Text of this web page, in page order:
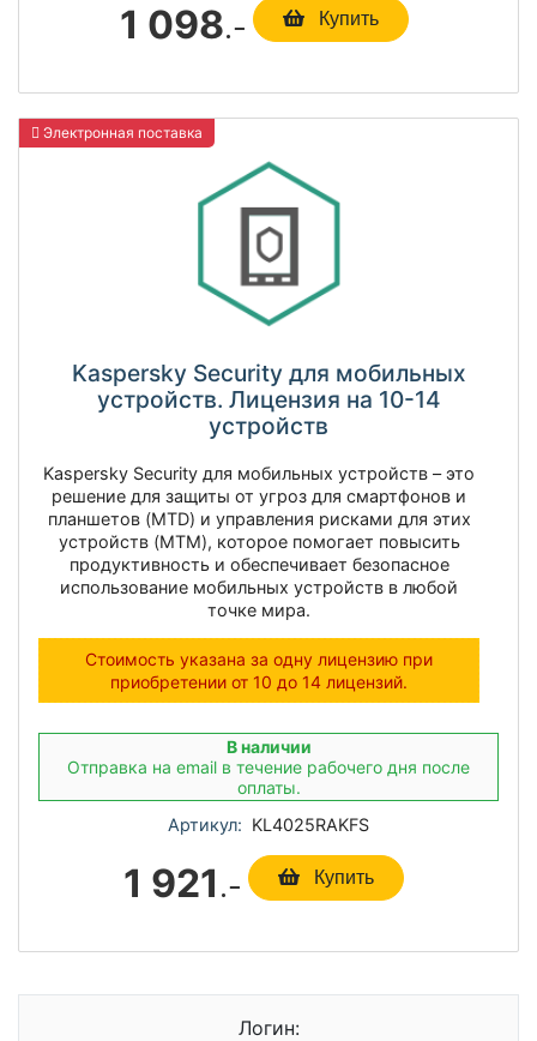
1 098.- Купить
Электронная поставка
Kaspersky Security для мобильных
устройств. Лицензия на 10-14
устройств
Kaspersky Security для мобильных устройств – это
решение для защиты от угроз для смартфонов и
планшетов (MTD) и управления рисками для этих
устройств (MTM), которое помогает повысить
продуктивность и обеспечивает безопасное
использование мобильных устройств в любой
точке мира.
Стоимость указана за одну лицензию при
приобретении от 10 до 14 лицензий.
В наличии
Отправка на email в течение рабочего дня после
оплаты.
Артикул: KL4025RAKFS
1 921.- Купить
Логин: